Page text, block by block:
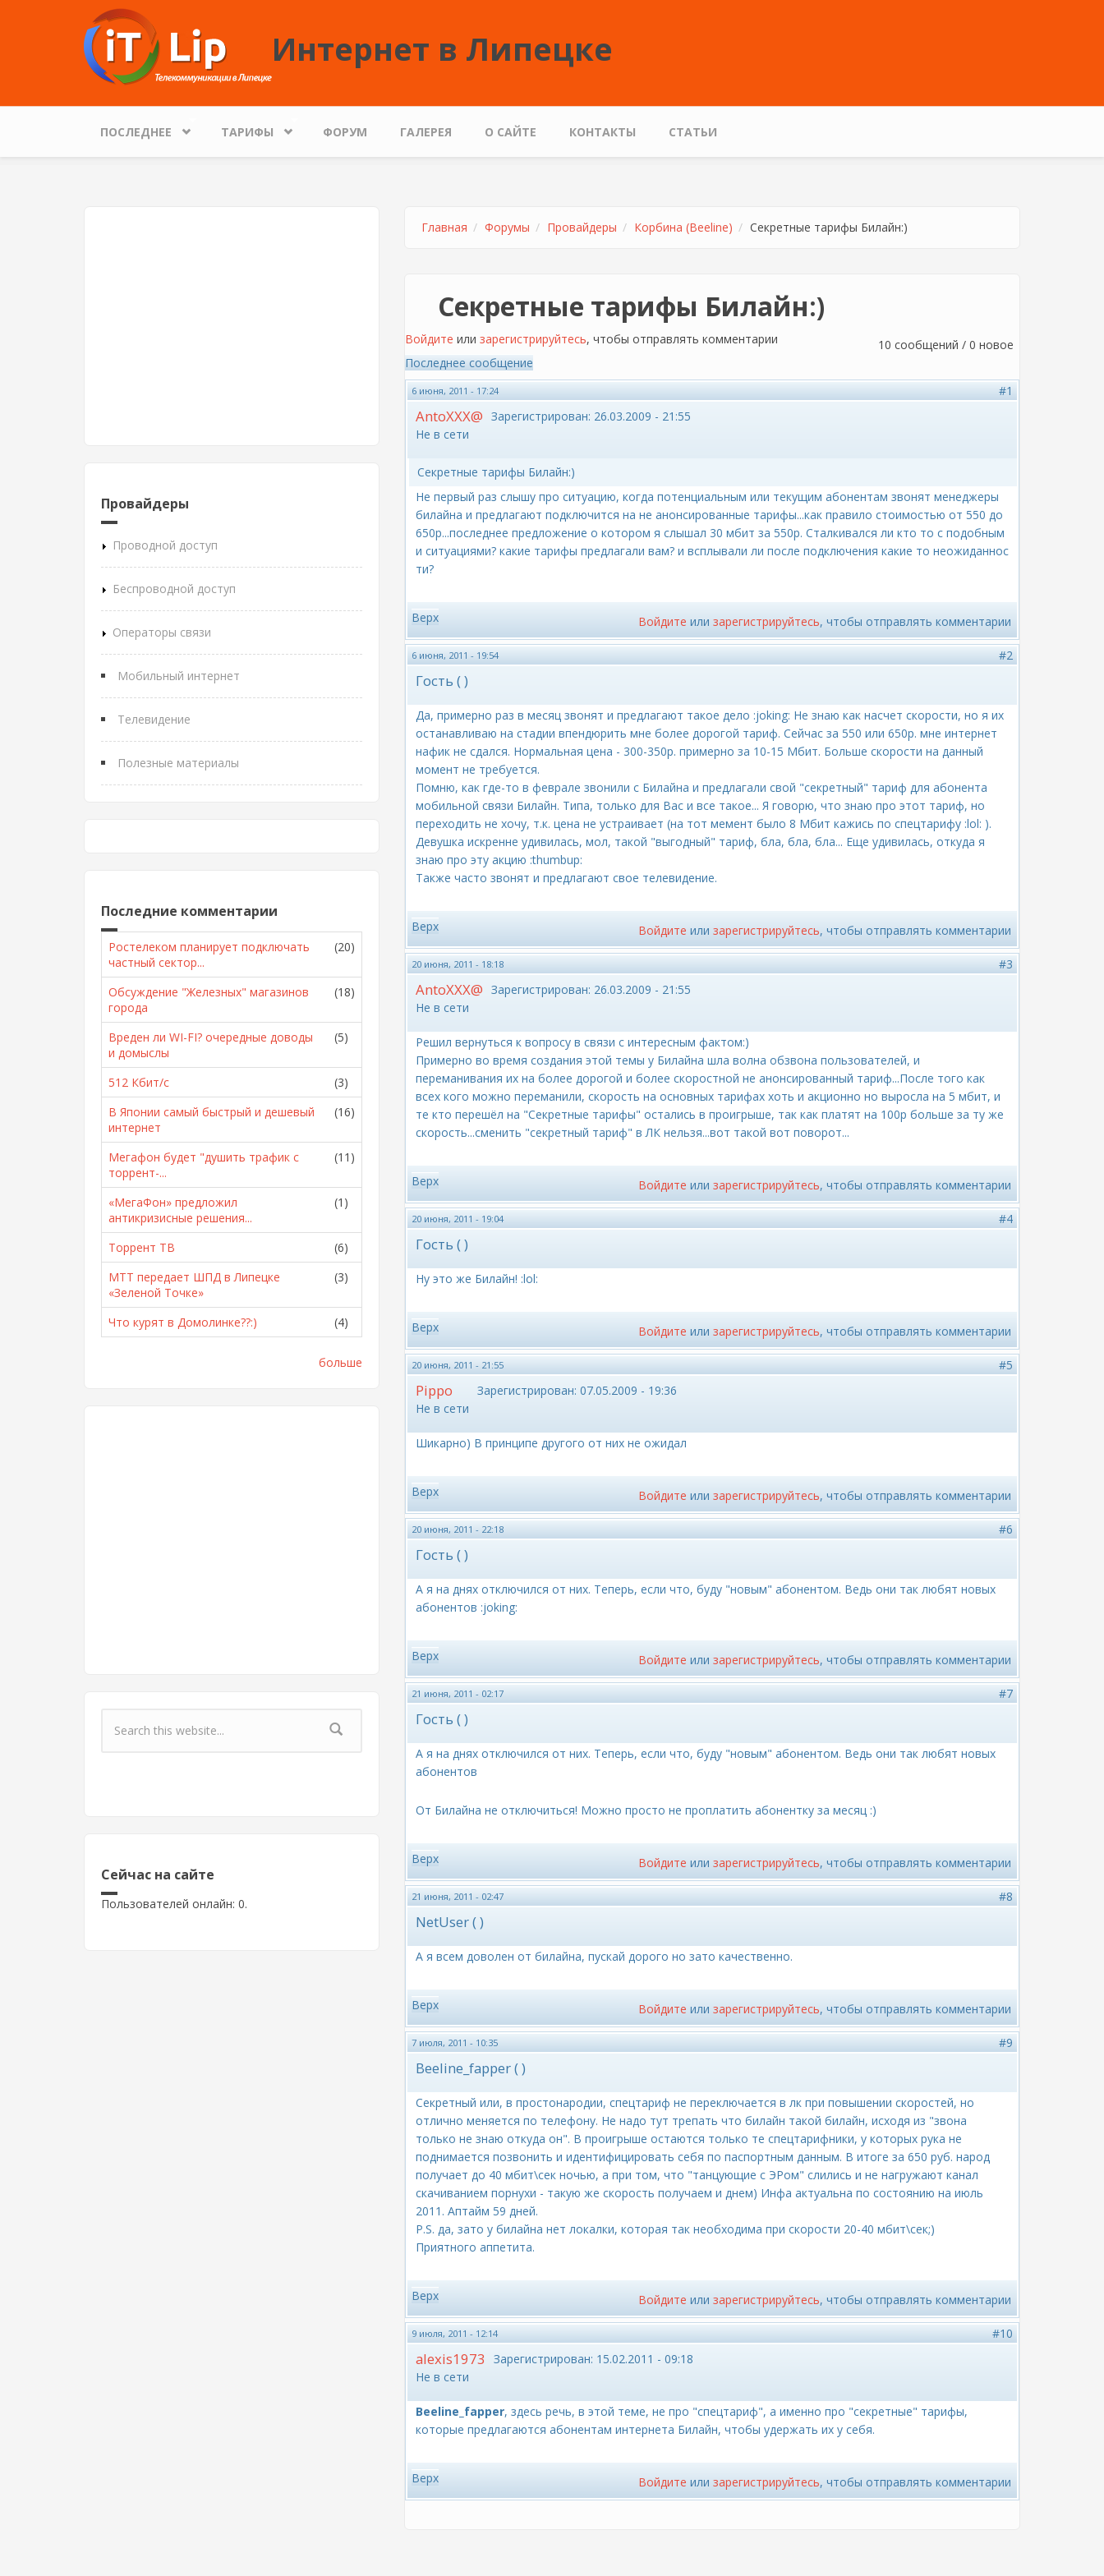
Перейти к основному содержанию
Интернет в Липецке
ПОСЛЕДНЕЕ ТАРИФЫ ФОРУМ ГАЛЕРЕЯ О САЙТЕ КОНТАКТЫ СТАТЬИ
Провайдеры
Проводной доступ
Беспроводной доступ
Операторы связи
Мобильный интернет
Телевидение
Полезные материалы
Последние комментарии
Ростелеком планирует подключать
частный сектор...
(20)
Обсуждение "Железных" магазинов
города
(18)
Вреден ли WI-FI? очередные доводы
и домыслы
(5)
512 Кбит/с
(3)
В Японии самый быстрый и дешевый
интернет
(16)
Мегафон будет "душить трафик с
торрент-...
(11)
«МегаФон» предложил
антикризисные решения...
(1)
Торрент ТВ
(6)
МТТ передает ШПД в Липецке
«Зеленой Точке»
(3)
Что курят в Домолинке??:) (4)
больше
Форма поиска
Сейчас на сайте
Пользователей онлайн: 0.
Главная Форумы Провайдеры Корбина (Beeline) Секретные тарифы Билайн:)
Секретные тарифы Билайн:)
10 сообщений / 0 новое
Войдите или зарегистрируйтесь, чтобы отправлять комментарии
Последнее сообщение
6 июня, 2011 - 17:24 #1
AntoXXX@
Не в сети
Зарегистрирован: 26.03.2009 - 21:55
Секретные тарифы Билайн:)
Не первый раз слышу про ситуацию, когда потенциальным или текущим абонентам звонят менеджеры
билайна и предлагают подключится на не анонсированные тарифы...как правило стоимостью от 550 до
650р...последнее предложение о котором я слышал 30 мбит за 550р. Сталкивался ли кто то с подобным
и ситуациями? какие тарифы предлагали вам? и всплывали ли после подключения какие то неожиданнос
ти?
Верх Войдите или зарегистрируйтесь, чтобы отправлять комментарии
6 июня, 2011 - 19:54 #2
Гость ( )
Да, примерно раз в месяц звонят и предлагают такое дело :joking: Не знаю как насчет скорости, но я их
останавливаю на стадии впендюрить мне более дорогой тариф. Сейчас за 550 или 650р. мне интернет
нафик не сдался. Нормальная цена - 300-350р. примерно за 10-15 Мбит. Больше скорости на данный
момент не требуется.
Помню, как где-то в феврале звонили с Билайна и предлагали свой "секретный" тариф для абонента
мобильной связи Билайн. Типа, только для Вас и все такое... Я говорю, что знаю про этот тариф, но
переходить не хочу, т.к. цена не устраивает (на тот мемент было 8 Мбит кажись по спецтарифу :lol: ).
Девушка искренне удивилась, мол, такой "выгодный" тариф, бла, бла, бла... Еще удивилась, откуда я
знаю про эту акцию :thumbup:
Также часто звонят и предлагают свое телевидение.
Верх Войдите или зарегистрируйтесь, чтобы отправлять комментарии
20 июня, 2011 - 18:18 #3
AntoXXX@
Не в сети
Зарегистрирован: 26.03.2009 - 21:55
Решил вернуться к вопросу в связи с интересным фактом:)
Примерно во время создания этой темы у Билайна шла волна обзвона пользователей, и
переманивания их на более дорогой и более скоростной не анонсированный тариф...После того как
всех кого можно переманили, скорость на основных тарифах хоть и акционно но выросла на 5 мбит, и
те кто перешёл на "Секретные тарифы" остались в проигрыше, так как платят на 100р больше за ту же
скорость...сменить "секретный тариф" в ЛК нельзя...вот такой вот поворот...
Верх Войдите или зарегистрируйтесь, чтобы отправлять комментарии
20 июня, 2011 - 19:04 #4
Гость ( )
Ну это же Билайн! :lol:
Верх Войдите или зарегистрируйтесь, чтобы отправлять комментарии
20 июня, 2011 - 21:55 #5
Pippo
Не в сети
Зарегистрирован: 07.05.2009 - 19:36
Шикарно) В принципе другого от них не ожидал
Верх Войдите или зарегистрируйтесь, чтобы отправлять комментарии
20 июня, 2011 - 22:18 #6
Гость ( )
А я на днях отключился от них. Теперь, если что, буду "новым" абонентом. Ведь они так любят новых
абонентов :joking:
Верх Войдите или зарегистрируйтесь, чтобы отправлять комментарии
21 июня, 2011 - 02:17 #7
Гость ( )
А я на днях отключился от них. Теперь, если что, буду "новым" абонентом. Ведь они так любят новых
абонентов
От Билайна не отключиться! Можно просто не проплатить абонентку за месяц :)
Верх Войдите или зарегистрируйтесь, чтобы отправлять комментарии
21 июня, 2011 - 02:47 #8
NetUser ( )
А я всем доволен от билайна, пускай дорого но зато качественно.
Верх Войдите или зарегистрируйтесь, чтобы отправлять комментарии
7 июля, 2011 - 10:35 #9
Beeline_fapper ( )
Секретный или, в простонародии, спецтариф не переключается в лк при повышении скоростей, но
отлично меняется по телефону. Не надо тут трепать что билайн такой билайн, исходя из "звона
только не знаю откуда он". В проигрыше остаются только те спецтарифники, у которых рука не
поднимается позвонить и идентифицировать себя по паспортным данным. В итоге за 650 руб. народ
получает до 40 мбит\сек ночью, а при том, что "танцующие с ЭРом" слились и не нагружают канал
скачиванием порнухи - такую же скорость получаем и днем) Инфа актуальна по состоянию на июль
2011. Аптайм 59 дней.
P.S. да, зато у билайна нет локалки, которая так необходима при скорости 20-40 мбит\сек;)
Приятного аппетита.
Верх Войдите или зарегистрируйтесь, чтобы отправлять комментарии
9 июля, 2011 - 12:14 #10
alexis1973
Не в сети
Зарегистрирован: 15.02.2011 - 09:18
Beeline_fapper, здесь речь, в этой теме, не про "спецтариф", а именно про "секретные" тарифы,
которые предлагаются абонентам интернета Билайн, чтобы удержать их у себя.
Верх Войдите или зарегистрируйтесь, чтобы отправлять комментарии